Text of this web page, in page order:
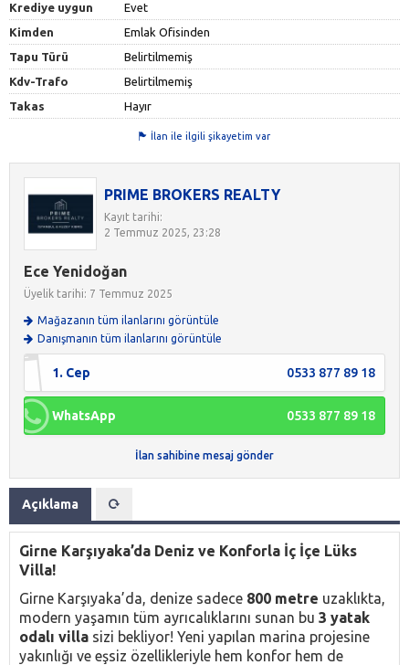
Krediye uygun
Evet
Kimden
Emlak Ofisinden
Tapu Türü
Belirtilmemiş
Kdv-Trafo
Belirtilmemiş
Takas
Hayır
İlan ile ilgili şikayetim var
PRIME BROKERS REALTY
Kayıt tarihi:
2 Temmuz 2025, 23:28
Ece Yenidoğan
Üyelik tarihi: 7 Temmuz 2025
Mağazanın tüm ilanlarını görüntüle
Danışmanın tüm ilanlarını görüntüle
1. Cep 0533 877 89 18
WhatsApp 0533 877 89 18
İlan sahibine mesaj gönder
Açıklama
Girne Karşıyaka’da Deniz ve Konforla İç İçe Lüks
Villa!
Girne Karşıyaka’da, denize sadece 800 metre uzaklıkta,
modern yaşamın tüm ayrıcalıklarını sunan bu 3 yatak
odalı villa sizi bekliyor! Yeni yapılan marina projesine
yakınlığı ve eşsiz özellikleriyle hem konfor hem de